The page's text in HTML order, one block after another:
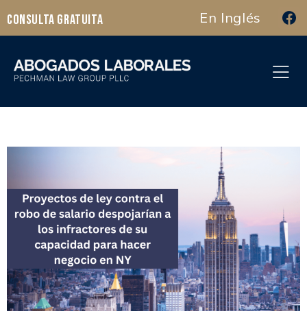
Consulta Gratuita En Inglés